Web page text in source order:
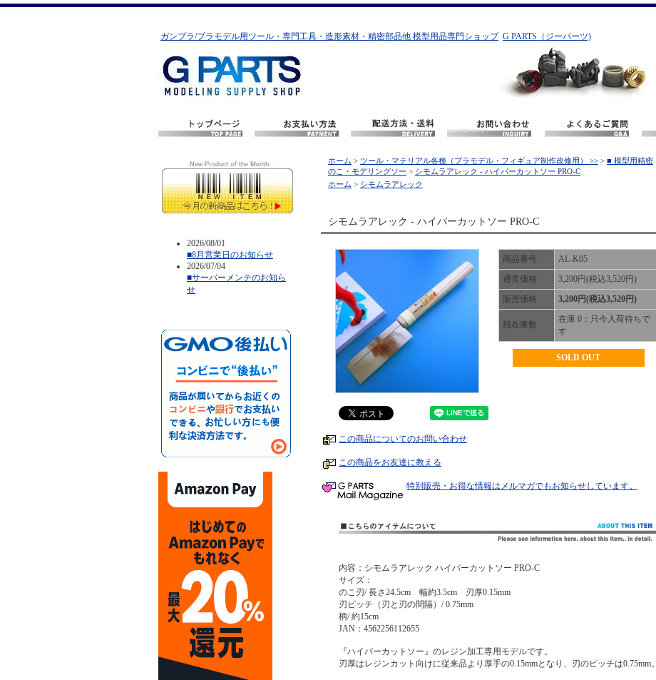
ガンプラ/プラモデル用ツール・専門工具・造形素材・精密部品他 模型用品専門ショップ G PARTS（ジーパーツ)
2026/08/01
■8月営業日のお知らせ
2026/07/04
■サーバーメンテのお知ら
せ
ホーム > ツール・マテリアル各種（プラモデル・フィギュア制作改修用） >> > ■ 模型用精密
のこ・モデリングソー > シモムラアレック - ハイパーカットソー PRO-C
ホーム > シモムラアレック
シモムラアレック - ハイパーカットソー PRO-C
商品番号
AL-K05
通常価格
3,200円(税込3,520円)
販売価格
3,200円(税込3,520円)
残在庫数
在庫 0：只今入荷待ちで
す
SOLD OUT
この商品についてのお問い合わせ
この商品をお友達に教える
特別販売・お得な情報はメルマガでもお知らせしています。
内容：シモムラアレック ハイパーカットソー PRO-C
サイズ：
のこ刃/ 長さ24.5cm 幅約3.5cm 刃厚0.15mm
刃ピッチ（刃と刃の間隔）/ 0.75mm
柄/ 約15cm
JAN：4562256112655
『ハイパーカットソー』のレジン加工専用モデルです。
刃厚はレジンカット向けに従来品より厚手の0.15mmとなり、刃のピッチは0.75mm。